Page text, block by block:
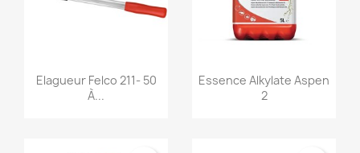
Aperçu rapide
Elagueur Felco 211- 50
À...
Aperçu rapide
Essence Alkylate Aspen
2